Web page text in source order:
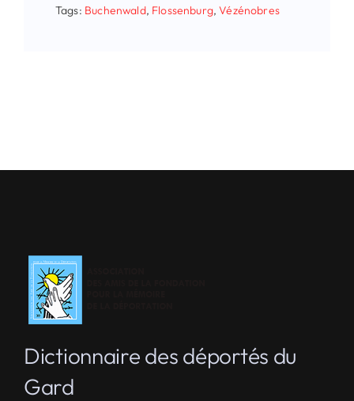
Tags: Buchenwald, Flossenburg,Vézénobres
Dictionnaire des déportés du
Gard